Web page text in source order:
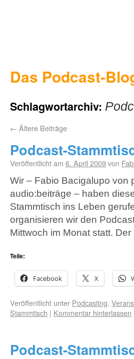
Das Podcast-
Schlagwortarchiv:
← Ältere Beiträge
Podcast-
Veröffentlicht am 6. April 2009von
Wir – Fabio Bacigalupo von
audio:beiträge – haben
Stammtisch ins Leben
organisieren wir den
Mittwoch im Monat statt.
Teile:
Facebook X
Veröffentlicht unter Podcasting,
Stammtisch | Kommentar hinterlassen
Podcast-